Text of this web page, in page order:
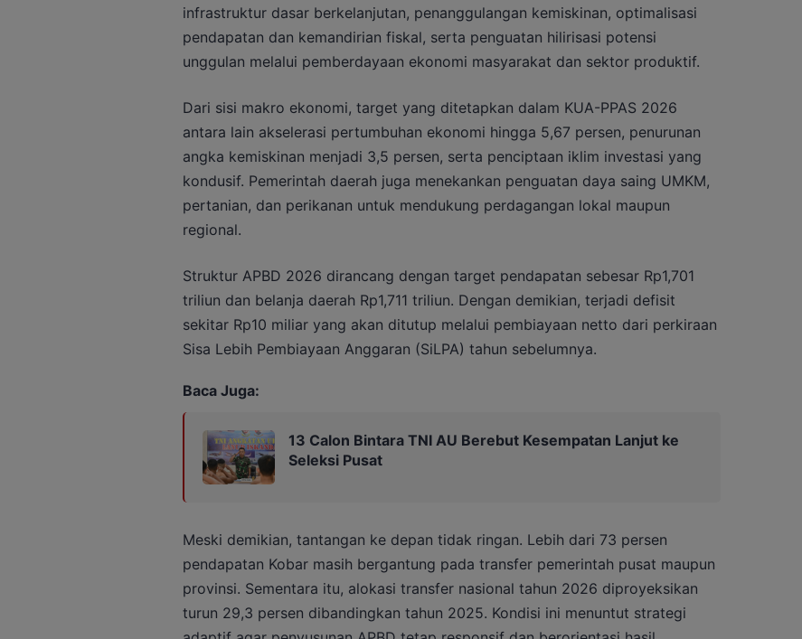
infrastruktur dasar berkelanjutan, penanggulangan kemiskinan, optimalisasi
pendapatan dan kemandirian fiskal, serta penguatan hilirisasi potensi
unggulan melalui pemberdayaan ekonomi masyarakat dan sektor produktif.
Dari sisi makro ekonomi, target yang ditetapkan dalam KUA-PPAS 2026
antara lain akselerasi pertumbuhan ekonomi hingga 5,67 persen, penurunan
angka kemiskinan menjadi 3,5 persen, serta penciptaan iklim investasi yang
kondusif. Pemerintah daerah juga menekankan penguatan daya saing UMKM,
pertanian, dan perikanan untuk mendukung perdagangan lokal maupun
regional.
Struktur APBD 2026 dirancang dengan target pendapatan sebesar Rp1,701
triliun dan belanja daerah Rp1,711 triliun. Dengan demikian, terjadi defisit
sekitar Rp10 miliar yang akan ditutup melalui pembiayaan netto dari perkiraan
Sisa Lebih Pembiayaan Anggaran (SiLPA) tahun sebelumnya.
Baca Juga:
13 Calon Bintara TNI AU Berebut Kesempatan Lanjut ke
Seleksi Pusat
Meski demikian, tantangan ke depan tidak ringan. Lebih dari 73 persen
pendapatan Kobar masih bergantung pada transfer pemerintah pusat maupun
provinsi. Sementara itu, alokasi transfer nasional tahun 2026 diproyeksikan
turun 29,3 persen dibandingkan tahun 2025. Kondisi ini menuntut strategi